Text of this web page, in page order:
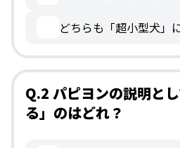
どちらも「超小型犬」
Q.2 パピヨンの説明と
る」のはどれ？